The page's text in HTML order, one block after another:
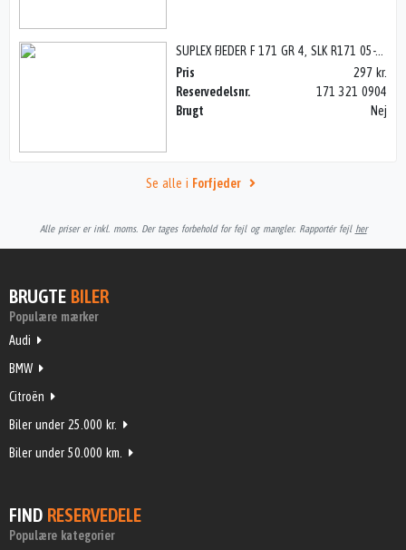
SUPLEX FJEDER F 171 GR 4, SLK R171 05-11
Pris
297 kr.
Reservedelsnr.
171 321 0904
Brugt
Nej
Se alle i Forfjeder
Alle priser er inkl. moms. Der tages forbehold for fejl og mangler. Rapportér fejl her
BRUGTE BILER
Populære mærker
Audi
BMW
Citroën
Biler under 25.000 kr.
Biler under 50.000 km.
FIND RESERVEDELE
Populære kategorier